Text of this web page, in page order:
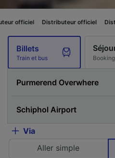
Distributeur officiel Distributeur
Billets
Train et bus
Via
Aller simple